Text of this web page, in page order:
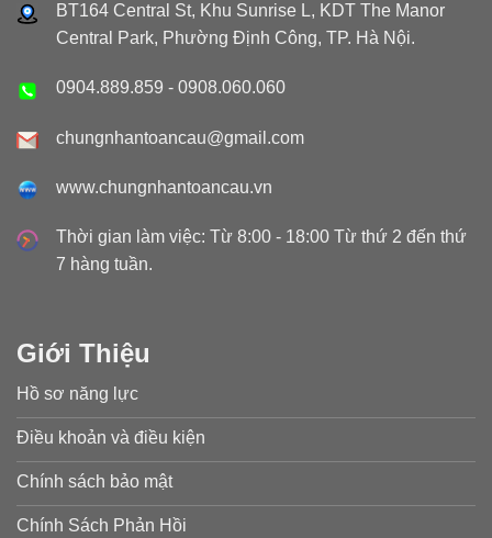
BT164 Central St, Khu Sunrise L, KDT The Manor
Central Park, Phường Định Công, TP. Hà Nội.
0904.889.859 - 0908.060.060
chungnhantoancau@gmail.com
www.chungnhantoancau.vn
Thời gian làm việc: Từ 8:00 - 18:00 Từ thứ 2 đến thứ
7 hàng tuần.
Giới Thiệu
Hồ sơ năng lực
Điều khoản và điều kiện
Chính sách bảo mật
Chính Sách Phản Hồi